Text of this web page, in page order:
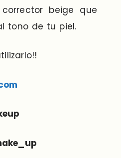
beige que
tono de tu piel.